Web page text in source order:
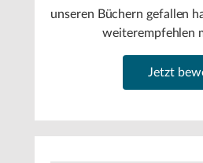
unseren Büchern gefallen
weiterempfehlen
Jetzt